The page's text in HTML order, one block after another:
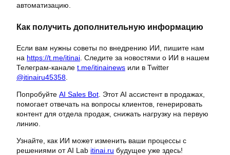
автоматизацию.
Как получить дополнительную информацию
Если вам нужны советы по внедрению ИИ, пишите нам
на https://t.me/itinai . Следите за новостями о ИИ в нашем
Телеграм-канале t.me/itinainews или в Twitter
@itinairu45358
Попробуйте AI Sales Bot . Этот AI ассистент в продажах,
помогает отвечать на вопросы клиентов, генерировать
контент для отдела продаж, снижать нагрузку на первую
линию.
Узнайте, как ИИ может изменить ваши процессы с
решениями от AI Lab itinai.ru будущее уже здесь!